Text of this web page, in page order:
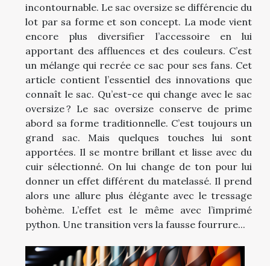
incontournable. Le sac oversize se différencie du
lot par sa forme et son concept. La mode vient
encore plus diversifier l’accessoire en lui
apportant des affluences et des couleurs. C’est
un mélange qui recrée ce sac pour ses fans. Cet
article contient l’essentiel des innovations que
connaît le sac. Qu’est-ce qui change avec le sac
oversize ? Le sac oversize conserve de prime
abord sa forme traditionnelle. C’est toujours un
grand sac. Mais quelques touches lui sont
apportées. Il se montre brillant et lisse avec du
cuir sélectionné. On lui change de ton pour lui
donner un effet différent du matelassé. Il prend
alors une allure plus élégante avec le tressage
bohème. L’effet est le même avec l’imprimé
python. Une transition vers la fausse fourrure...